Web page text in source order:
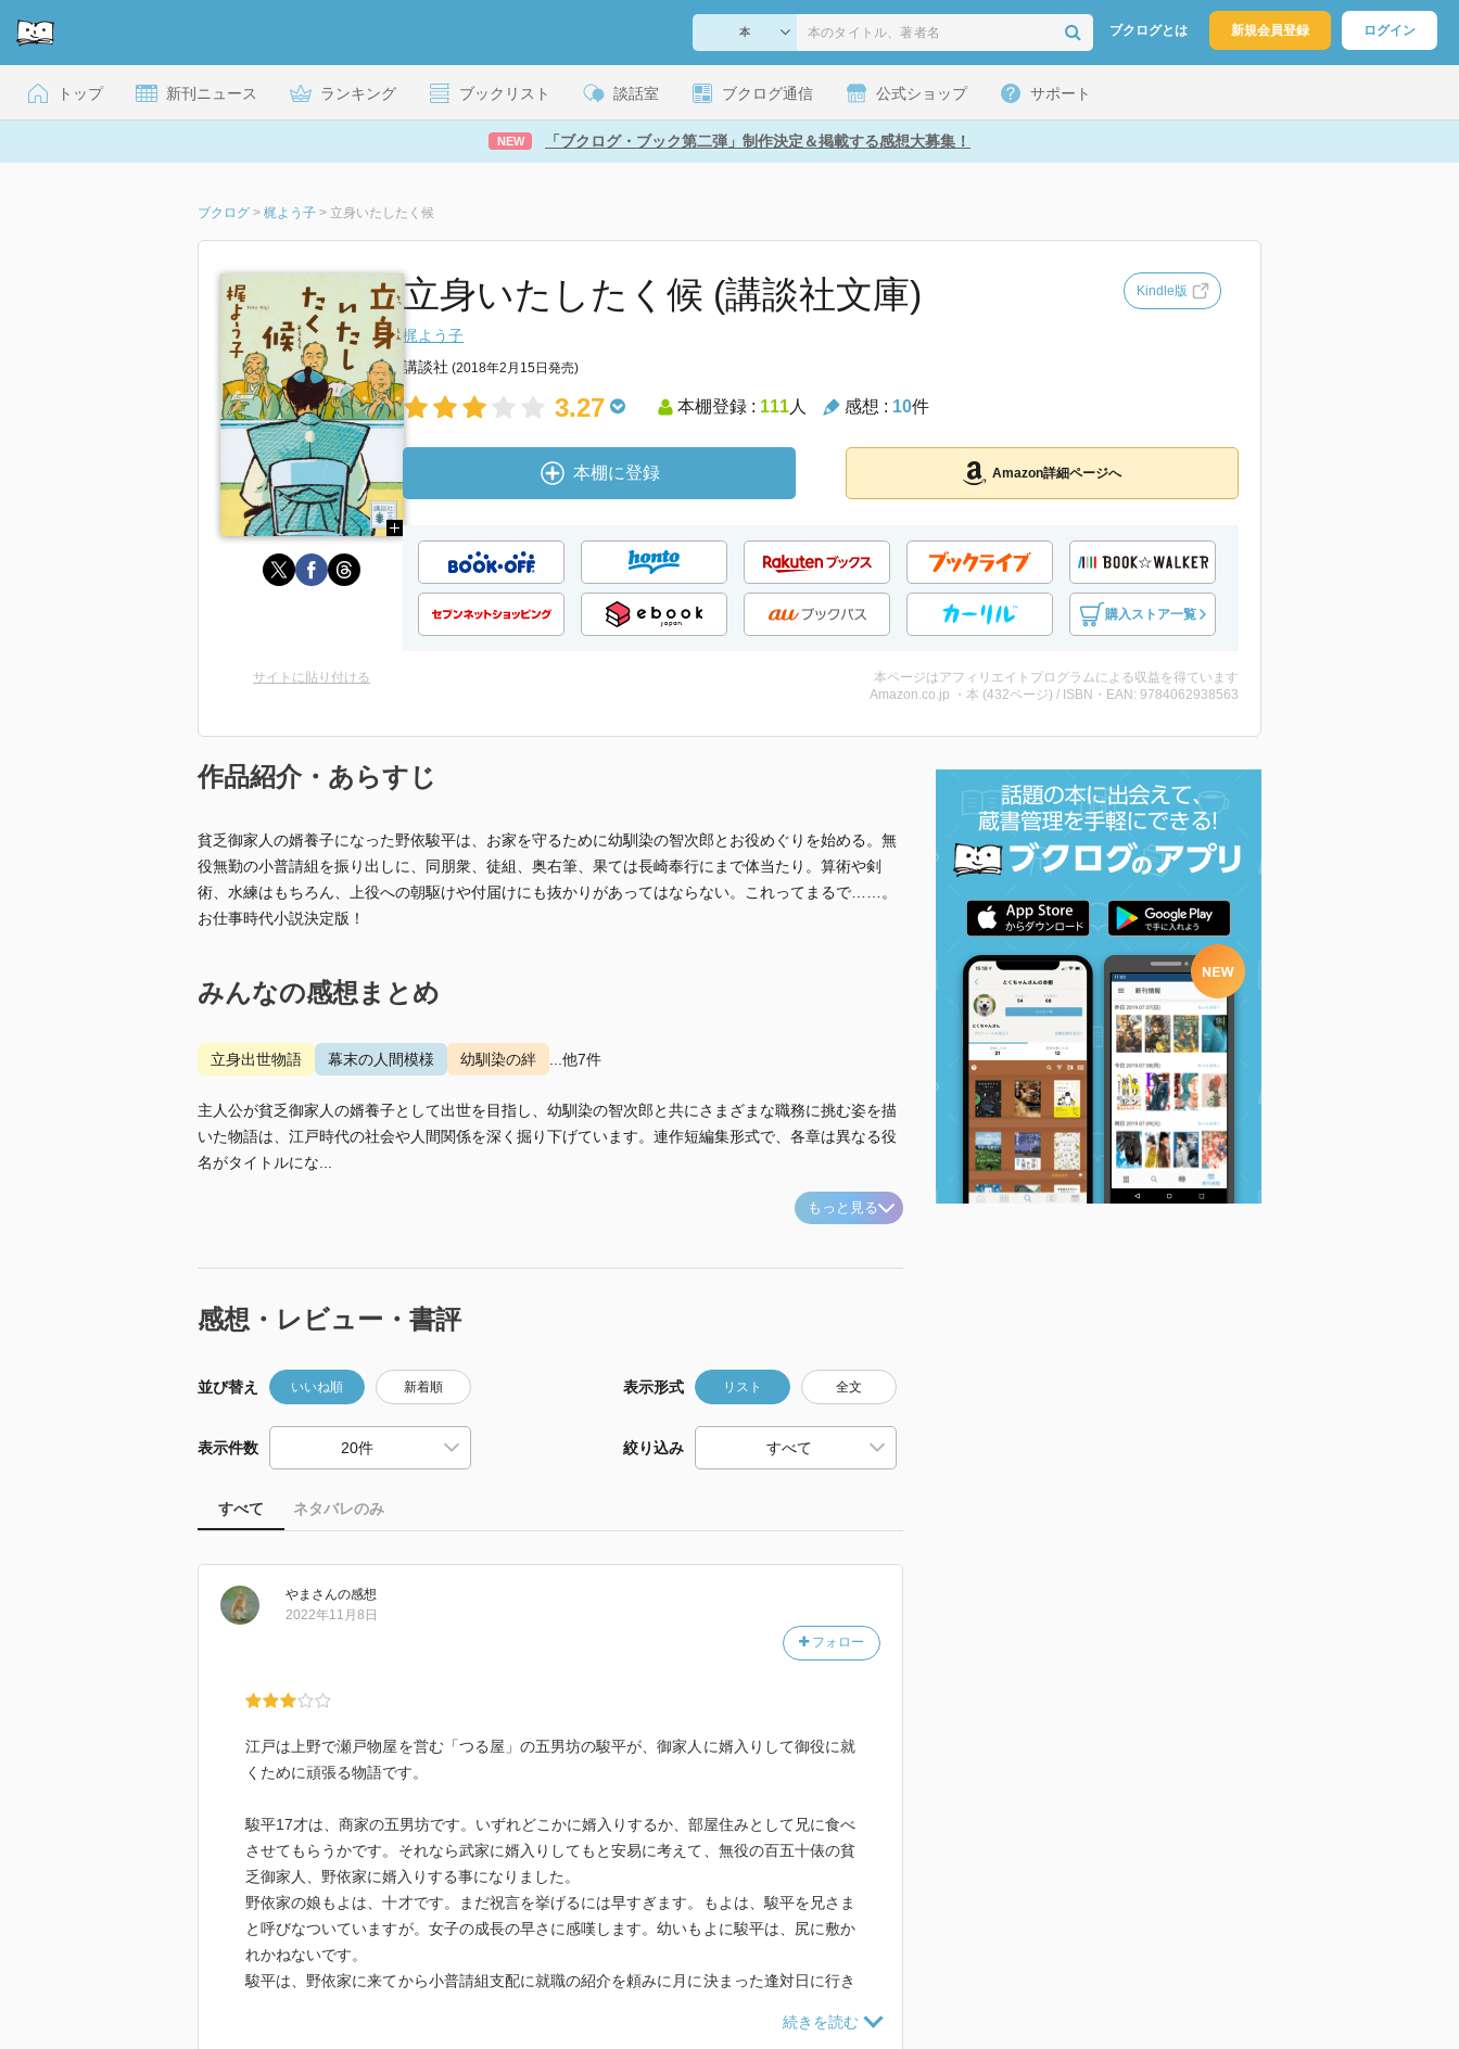
ブクログとは 新規会員登録 ログイン
トップ 新刊ニュース ランキング ブックリスト 談話室 ブクログ通信 公式ショップ サポート
NEW 「ブクログ・ブック第二弾」制作決定＆掲載する感想大募集！
ブクログ > 梶よう子 > 立身いたしたく候
立身いたしたく候 (講談社文庫) Kindle版
梶よう子
講談社 (2018年2月15日発売)
3.27 本棚登録 : 111人 感想 : 10件
本棚に登録 Amazon詳細ページへ
購入ストア一覧
サイトに貼り付ける
本ページはアフィリエイトプログラムによる収益を得ています
Amazon.co.jp ・本 (432ページ) / ISBN・EAN: 9784062938563
作品紹介・あらすじ
貧乏御家人の婿養子になった野依駿平は、お家を守るために幼馴染の智次郎とお役めぐりを始める。無
役無勤の小普請組を振り出しに、同朋衆、徒組、奥右筆、果ては長崎奉行にまで体当たり。算術や剣
術、水練はもちろん、上役への朝駆けや付届けにも抜かりがあってはならない。これってまるで……。
お仕事時代小説決定版！
みんなの感想まとめ
立身出世物語 幕末の人間模様 幼馴染の絆 ...他7件
主人公が貧乏御家人の婿養子として出世を目指し、幼馴染の智次郎と共にさまざまな職務に挑む姿を描
いた物語は、江戸時代の社会や人間関係を深く掘り下げています。連作短編集形式で、各章は異なる役
名がタイトルにな...
もっと見る
感想・レビュー・書評
並び替え いいね順 新着順 表示形式 リスト 全文
表示件数 絞り込み
すべて ネタバレのみ
やま さんの感想
フォロー
2022年11月8日
江戸は上野で瀬戸物屋を営む「つる屋」の五男坊の駿平が、御家人に婿入りして御役に就
くために頑張る物語です。
駿平17才は、商家の五男坊です。いずれどこかに婿入りするか、部屋住みとして兄に食べ
させてもらうかです。それなら武家に婿入りしてもと安易に考えて、無役の百五十俵の貧
乏御家人、野依家に婿入りする事になりました。
野依家の娘もよは、十才です。まだ祝言を挙げるには早すぎます。もよは、駿平を兄さま
と呼びなついていますが。女子の成長の早さに感嘆します。幼いもよに駿平は、尻に敷か
れかねないです。
駿平は、野依家に来てから小普請組支配に就職の紹介を頼みに月に決まった逢対日に行き